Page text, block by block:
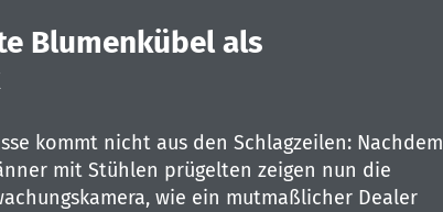
Blumenkübel als
kommt nicht aus den Schlagzeilen: Nachdem
mit Stühlen prügelten zeigen nun die
wie ein mutmaßlicher Dealer